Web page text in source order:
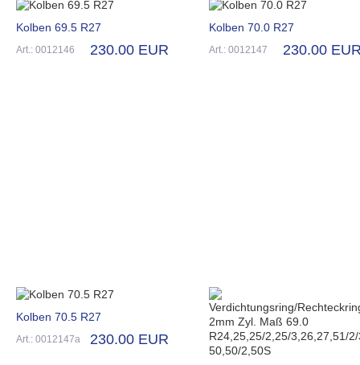
Kolben 69.5 R27
Art.: 0012146 230.00 EUR
Kolben 70.0 R27
Art.: 0012147 230.00
Kolben 70.5 R27
Art.: 0012147a 230.00 EUR